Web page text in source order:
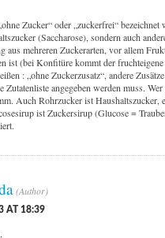
Zucker“ oder „zuckerfrei“
(Saccharose), sondern auch
mehreren Zuckerarten, vor allem
ist (bei Konfitüre kommt der
: „ohne Zuckerzusatz“, andere
angegeben werden muss.
Auch Rohrzucker ist Haushaltszucker,
ist Zuckersirup (Glucose =
AT 18:39